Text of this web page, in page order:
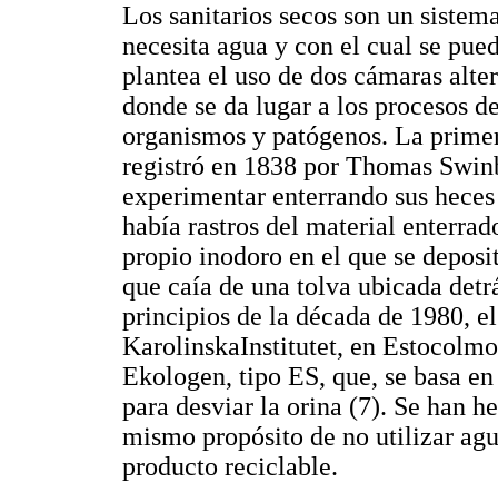
Los sanitarios secos son un
necesita agua y con el cual se
plantea el uso de dos cámaras
donde se da lugar a los procesos
organismos y patógenos. La
registró en 1838 por Thomas
experimentar enterrando sus
había rastros del material
propio inodoro en el que se
que caía de una tolva ubicada
principios de la década de 1980,
KarolinskaInstitutet, en
Ekologen, tipo ES, que, se basa
para desviar la orina (7). Se han
mismo propósito de no utilizar
producto reciclable.